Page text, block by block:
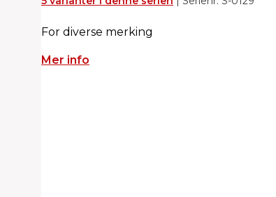
For diverse merking
Mer info